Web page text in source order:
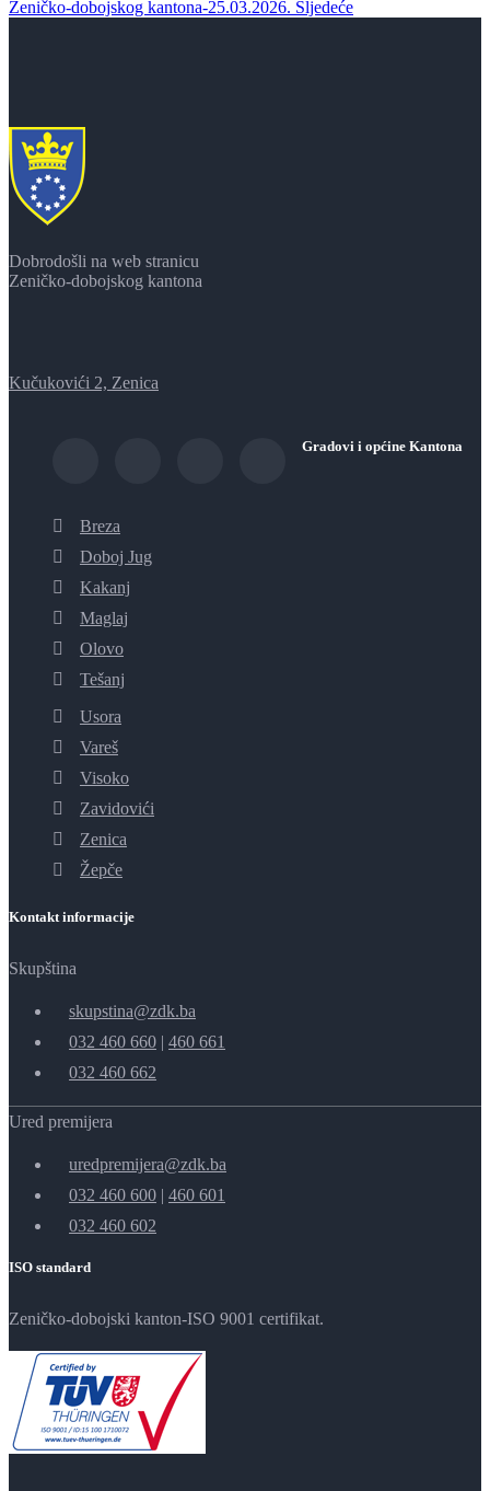
Zeničko-dobojskog kantona-25.03.2026. Sljedeće
Dobrodošli na web stranicu
Zeničko-dobojskog kantona
Kučukovići 2, Zenica
Gradovi i općine Kantona
Breza
Doboj Jug
Kakanj
Maglaj
Olovo
Tešanj
Usora
Vareš
Visoko
Zavidovići
Zenica
Žepče
Kontakt informacije
Skupština
skupstina@zdk.ba
032 460 660 | 460 661
032 460 662
Ured premijera
uredpremijera@zdk.ba
032 460 600 | 460 601
032 460 602
ISO standard
Zeničko-dobojski kanton-ISO 9001 certifikat.